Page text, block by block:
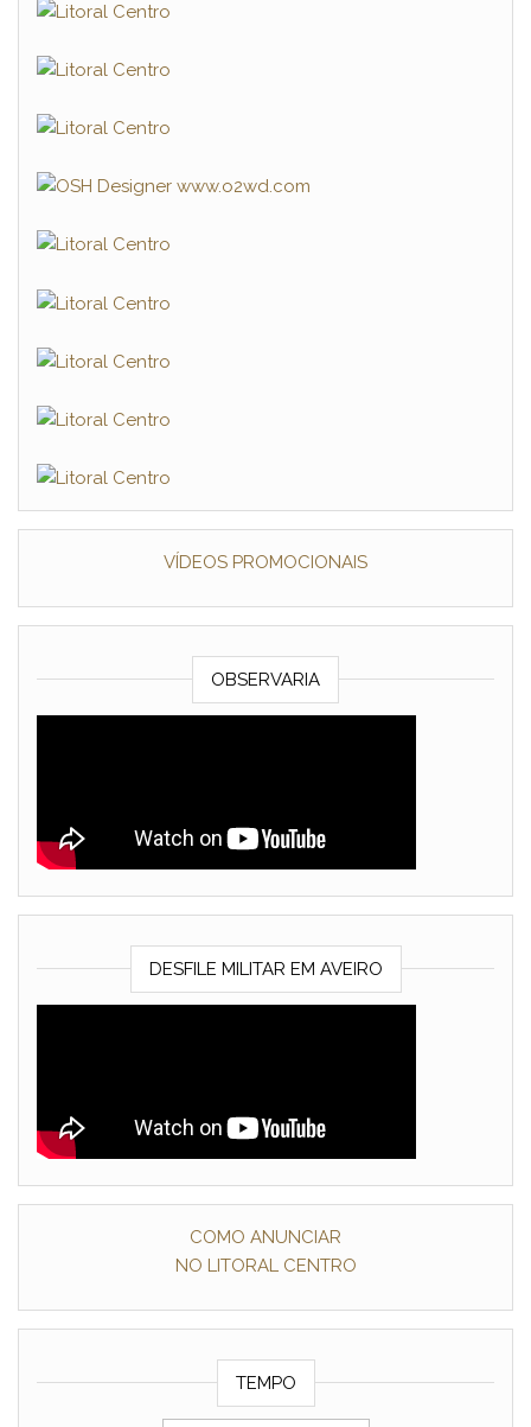
VÍDEOS PROMOCIONAIS
OBSERVARIA
DESFILE MILITAR EM AVEIRO
COMO ANUNCIAR
NO LITORAL CENTRO
TEMPO